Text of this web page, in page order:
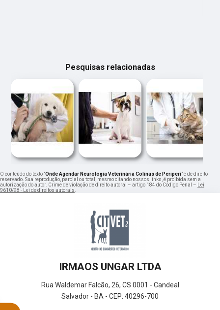
Pesquisas relacionadas
‹ ›
O conteúdo do texto "Onde Agendar Neurologia Veterinária Colinas de Periperi" é de direito
reservado. Sua reprodução, parcial ou total, mesmo citando nossos links, é proibida sem a
autorização do autor. Crime de violação de direito autoral – artigo 184 do Código Penal – Lei
9610/98 - Lei de direitos autorais.
IRMAOS UNGAR LTDA
Rua Waldemar Falcão, 26, CS 0001 - Candeal
Salvador - BA - CEP: 40296-700